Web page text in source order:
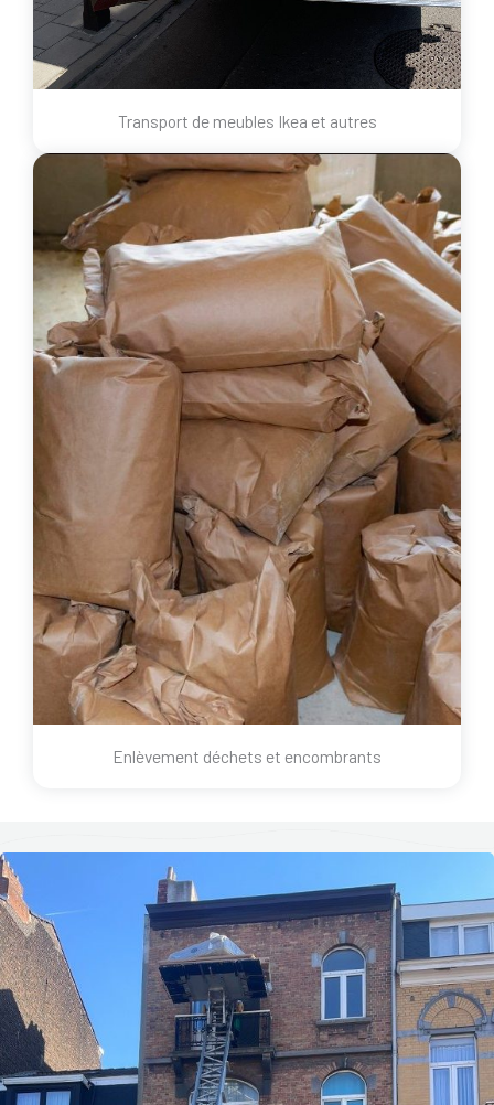
Transport de meubles Ikea et autres
Enlèvement déchets et encombrants